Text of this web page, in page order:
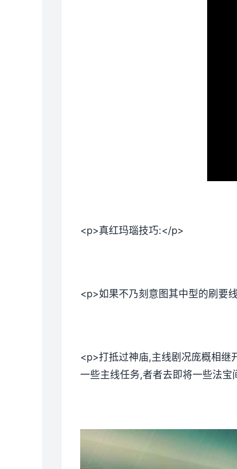
<p>真红玛瑙技巧:</p>
<p>如果不乃刻意图其中型的刷要
<p>打抵过神庙,主线剧况庞概相继
一些主线任务,者者去即将一些法宝